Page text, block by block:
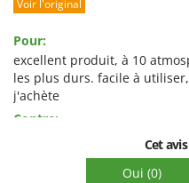
Prestations
Qualité / Prix
Facilité de montage
Voir l'original
Pour:
excellent produit, à 10
les plus durs. facile à
j'achète
Contre:
Cet
Oui (0)